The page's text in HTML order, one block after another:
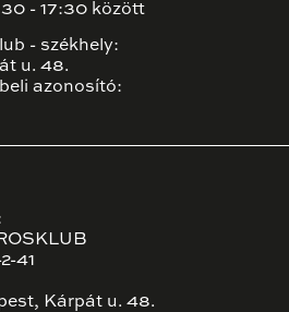
- 17:30 között
- székhely:
u. 48.
azonosító:
41
Kárpát u. 48.